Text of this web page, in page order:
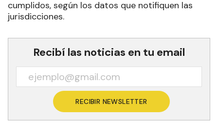
cumplidos, según los datos que notifiquen las
jurisdicciones.
Recibí las noticias en tu email
RECIBIR NEWSLETTER